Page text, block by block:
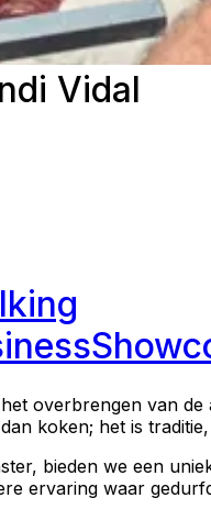
Vidal
overbrengen van
koken; het is
bieden we een
ervaring waar